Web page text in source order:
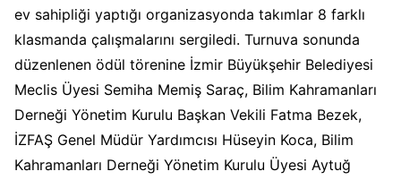
ev sahipliği yaptığı organizasyonda takımlar 8 farklı
klasmanda çalışmalarını sergiledi. Turnuva sonunda
düzenlenen ödül törenine İzmir Büyükşehir Belediyesi
Meclis Üyesi Semiha Memiş Saraç, Bilim Kahramanları
Derneği Yönetim Kurulu Başkan Vekili Fatma Bezek,
İZFAŞ Genel Müdür Yardımcısı Hüseyin Koca, Bilim
Kahramanları Derneği Yönetim Kurulu Üyesi Aytuğ